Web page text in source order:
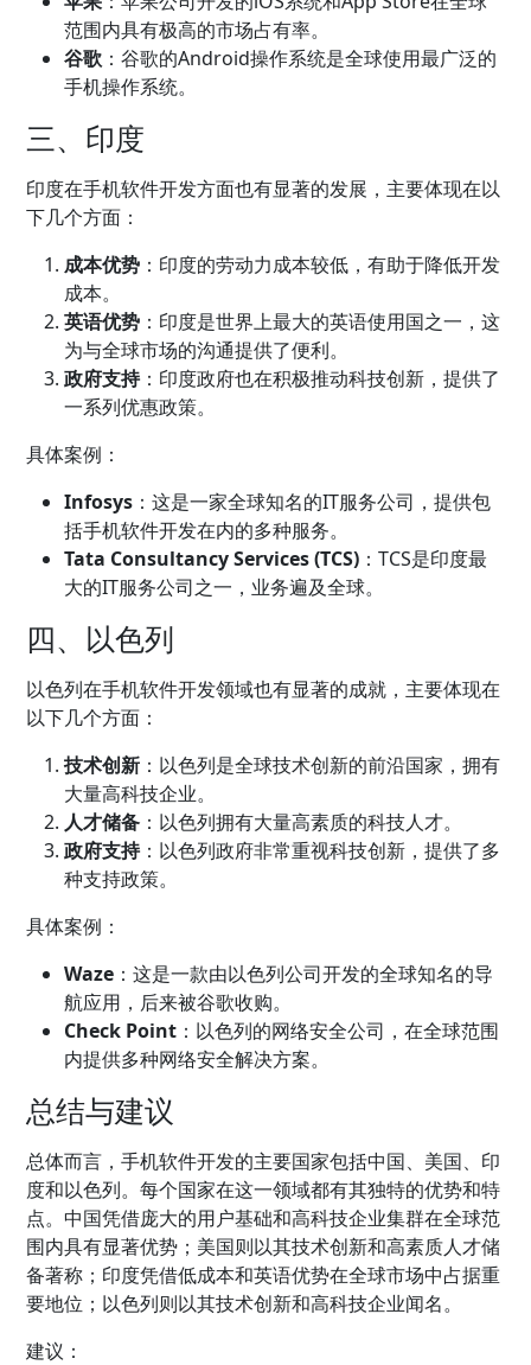
范围内具有极高的市场占有率。
谷歌 ：谷歌的Android操作系统是全球使用最广泛的
手机操作系统。
三、印度
印度在手机软件开发方面也有显著的发展，主要体现在以
下几个方面：
成本优势 ：印度的劳动力成本较低，有助于降低开发
成本。
英语优势 ：印度是世界上最大的英语使用国之一，这
为与全球市场的沟通提供了便利。
政府支持：印度政府也在积极推动科技创新，提供了
一系列优惠政策。
具体案例：
Infosys ：这是一家全球知名的IT服务公司，提供包
括手机软件开发在内的多种服务。
Tata Consultancy Services (TCS) ：TCS是印度最
大的IT服务公司之一，业务遍及全球。
四、以色列
以色列在手机软件开发领域也有显著的成就，主要体现在
以下几个方面：
技术创新 ：以色列是全球技术创新的前沿国家，拥有
大量高科技企业。
人才储备 ：以色列拥有大量高素质的科技人才。
政府支持：以色列政府非常重视科技创新，提供了多
种支持政策。
具体案例：
Waze ：这是一款由以色列公司开发的全球知名的导
航应用，后来被谷歌收购。
Check Point ：以色列的网络安全公司，在全球范围
内提供多种网络安全解决方案。
总结与建议
总体而言，手机软件开发的主要国家包括中国、美国、印
度和以色列。每个国家在这一领域都有其独特的优势和特
点。中国凭借庞大的用户基础和高科技企业集群在全球范
围内具有显著优势；美国则以其技术创新和高素质人才储
备著称；印度凭借低成本和英语优势在全球市场中占据重
要地位；以色列则以其技术创新和高科技企业闻名。
建议：